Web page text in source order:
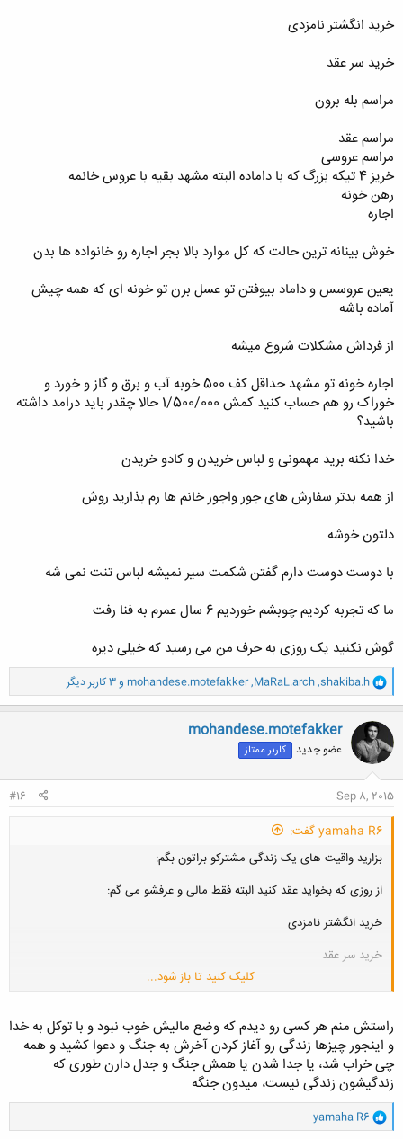
خرید انگشتر نامزدی
خرید سر عقد
مراسم بله برون
مراسم عقد
مراسم عروسی
خریز 4 تیکه بزرگ که با داماده البته مشهد بقیه با عروس خانمه
رهن خونه
اجاره
خوش بینانه ترین حالت که کل موارد بالا بجر اجاره رو خانواده ها بدن
یعین عروسس و داماد بیوفتن تو عسل برن تو خونه ای که همه چیش
آماده باشه
از فرداش مشکلات شروع میشه
اجاره خونه تو مشهد حداقل کف 500 خوبه آب و برق و گاز و خورد و
خوراک رو هم حساب کنید کمش 1/500/000 حالا چقدر باید درامد داشته
باشید؟
خدا نکنه برید مهمونی و لباس خریدن و کادو خریدن
از همه بدتر سفارش های جور واجور خانم ها رم بذارید روش
دلتون خوشه
با دوست دوست دارم گفتن شکمت سیر نمیشه لباس تنت نمی شه
ما که تجربه کردیم چوبشم خوردیم 6 سال عمرم به فنا رفت
گوش نکنید یک روزی به حرف من می رسید که خیلی دیره
و
ا
ک
ن
ش
ه
ا
shakiba.h
,
MaRaL.arch
,
mohandese.motefakker و 3 کاربر دیگر
mohandese.motefakker
عضو جدید کاربر ممتاز
Sep 8, 2015
#16
yamaha R6 گفت:
بزارید واقیت های یک زندگی مشترکو براتون بگم:
از روزی که بخواید عقد کنید البته فقط مالی و عرفشو می گم:
خرید انگشتر نامزدی
خرید سر عقد
مراسم عقد
مراسم عروسی
خریز 4 تیکه بزرگ که با داماده البته مشهد بقیه با عروس خانمه
رهن خونه
اجاره
خوش بینانه ترین حالت که کل موارد بالا بجر اجاره رو خانواده ها بدن
کلیک کنید تا باز شود...
راستش منم هر کسی رو دیدم که وضع مالیش خوب نبود و با توکل به خدا
و اینجور چیزها زندگی رو آغاز کردن آخرش به جنگ و دعوا کشید و همه
چی خراب شد، یا جدا شدن یا همش جنگ و جدل دارن طوری که
زندگیشون زندگی نیست، میدون جنگه
و
ا
yamaha R6